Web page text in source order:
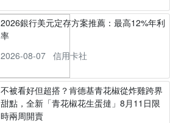
2026銀行美元定存方案推薦：最高12%年利
率
2026-08-07
信用卡社
不被看好但超搭？肯德基青花椒從炸雞跨界
甜點，全新「青花椒花生蛋撻」8月11日限
時兩周開賣